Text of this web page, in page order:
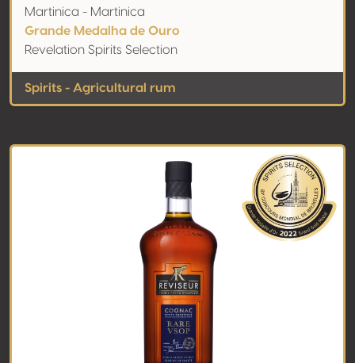
Martinica - Martinica
Grande Medalha de Ouro
Revelation Spirits Selection
Spirits - Agricultural rum